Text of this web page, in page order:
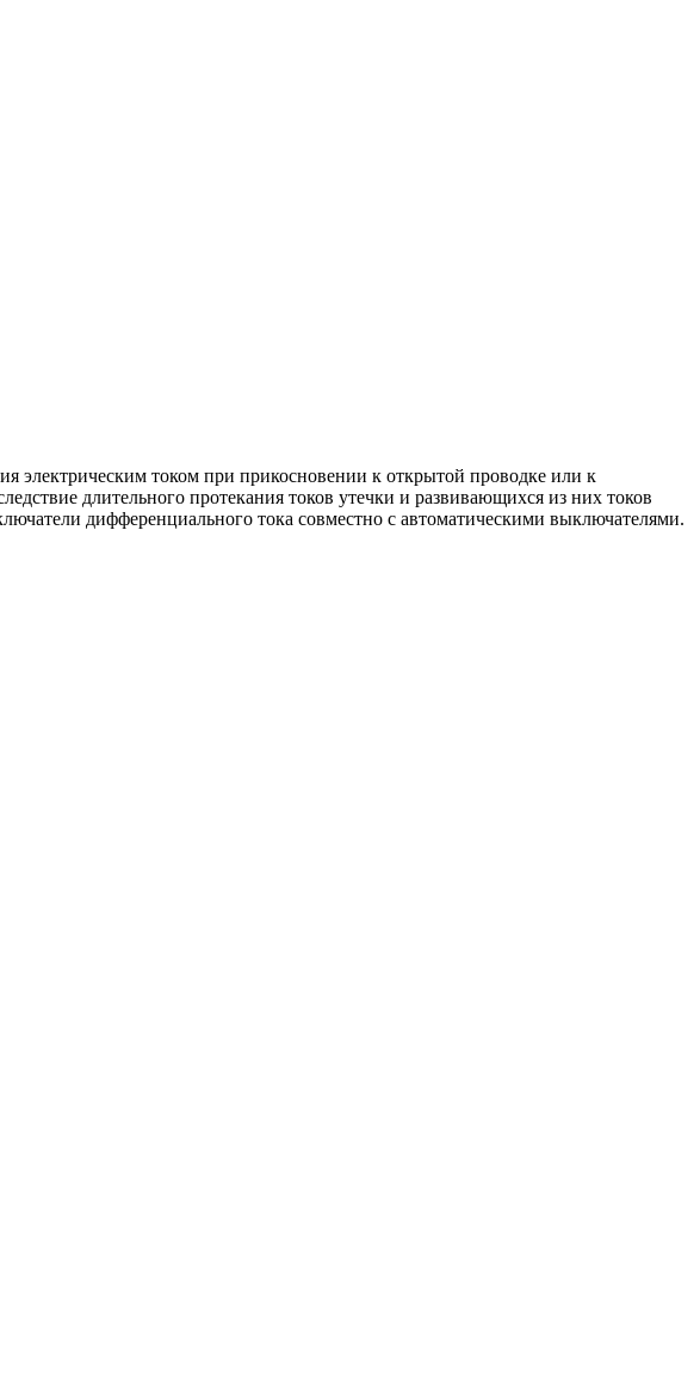
электрическим током при прикосновении к открытой проводке или к
длительного протекания токов утечки и развивающихся из них токов
дифференциального тока совместно с автоматическими выключателями.